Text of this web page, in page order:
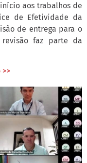
aos trabalhos de
de Efetividade da
de entrega para o
faz parte da